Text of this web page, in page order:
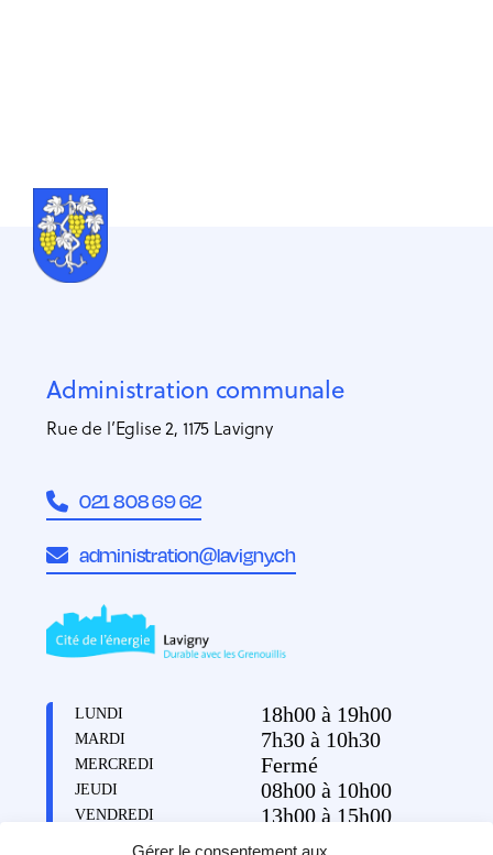
Gérer le consentement aux
Administration communale
Rue de l’Eglise 2, 1175 Lavigny
021 808 69 62
administration@lavigny.ch
LUNDI 18h00 à 19h00
MARDI 7h30 à 10h30
MERCREDI Fermé
JEUDI 08h00 à 10h00
VENDREDI 13h00 à 15h00